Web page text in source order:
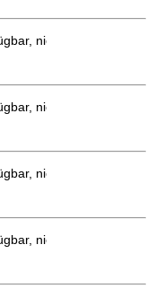
nicht bestellbar
nicht bestellbar
nicht bestellbar
nicht bestellbar